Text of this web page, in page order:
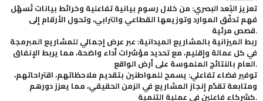
تعزيز البُعد البصري: من خلال رسوم بيانية تفاعلية وخرائط بيانات تُسهّل
فهم تدفّق الموارد وتوزيعها القطاعي والترابي، وتحول الأرقام إلى
قصص مرئية.
ربط الميزانية بالمشاريع الميدانية: عبر عرض إجمالي للمشاريع المبرمجة
في كل عمالة وإقليم، مع تحديد مؤشرات أداء واضحة، مما يربط الإنفاق
العام بالنتائج الملموسة على أرض الواقع.
توفير فضاء تفاعلي: يسمح للمواطنين بتقديم ملاحظاتهم، اقتراحاتهم،
ومتابعة تقدّم إنجاز المشاريع في الزمن الحقيقي، مما يعزز دورهم
كشركاء فاعلين في عملية التنمية.